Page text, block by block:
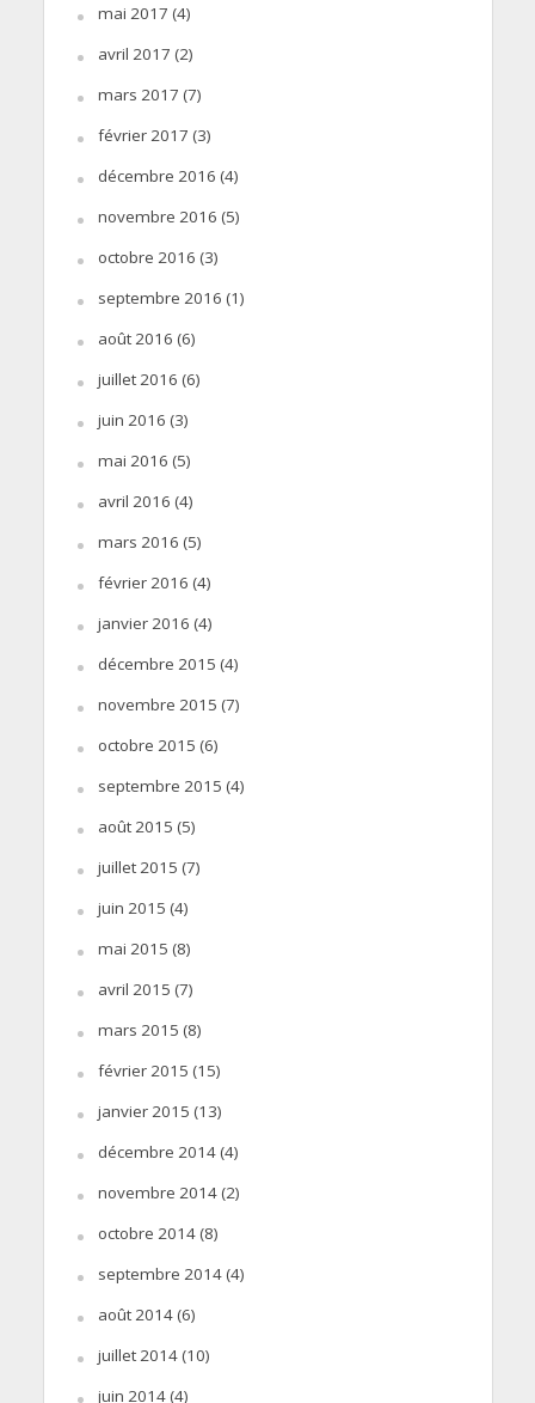
mai 2017 (4)
avril 2017 (2)
mars 2017 (7)
février 2017 (3)
décembre 2016 (4)
novembre 2016 (5)
octobre 2016 (3)
septembre 2016 (1)
août 2016 (6)
juillet 2016 (6)
juin 2016 (3)
mai 2016 (5)
avril 2016 (4)
mars 2016 (5)
février 2016 (4)
janvier 2016 (4)
décembre 2015 (4)
novembre 2015 (7)
octobre 2015 (6)
septembre 2015 (4)
août 2015 (5)
juillet 2015 (7)
juin 2015 (4)
mai 2015 (8)
avril 2015 (7)
mars 2015 (8)
février 2015 (15)
janvier 2015 (13)
décembre 2014(4)
novembre 2014(2)
octobre 2014(8)
septembre 2014(4)
août 2014(6)
juillet 2014(10)
juin 2014(4)